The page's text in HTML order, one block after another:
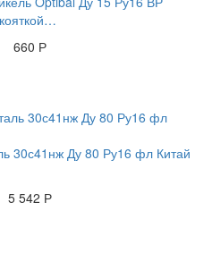
660 Р
30с41нж Ду 80 Ру16 фл Китай
5 542 Р